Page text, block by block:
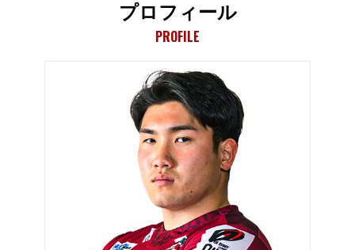
プロフィール
PROFILE